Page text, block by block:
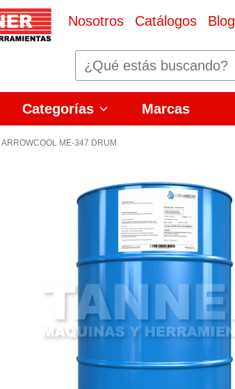
Nosotros Catálogos Blog
Categorías Marcas
ARROWCOOL ME-347 DRUM